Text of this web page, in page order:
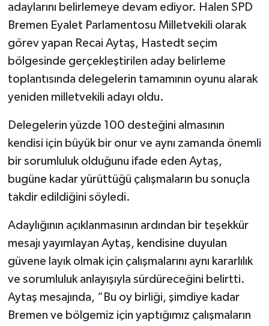
adaylarını belirlemeye devam ediyor. Halen SPD
Bremen Eyalet Parlamentosu Milletvekili olarak
görev yapan Recai Aytaş, Hastedt seçim
bölgesinde gerçekleştirilen aday belirleme
toplantısında delegelerin tamamının oyunu alarak
yeniden milletvekili adayı oldu.
Delegelerin yüzde 100 desteğini almasının
kendisi için büyük bir onur ve aynı zamanda önemli
bir sorumluluk olduğunu ifade eden Aytaş,
bugüne kadar yürüttüğü çalışmaların bu sonuçla
takdir edildiğini söyledi.
Adaylığının açıklanmasının ardından bir teşekkür
mesajı yayımlayan Aytaş, kendisine duyulan
güvene layık olmak için çalışmalarını aynı kararlılık
ve sorumluluk anlayışıyla sürdüreceğini belirtti.
Aytaş mesajında, “Bu oy birliği, şimdiye kadar
Bremen ve bölgemiz için yaptığımız çalışmaların